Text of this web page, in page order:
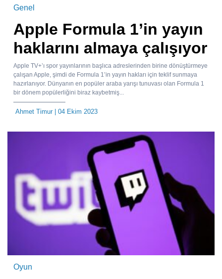
Genel
Apple Formula 1’in yayın
haklarını almaya çalışıyor
Apple TV+’ı spor yayınlarının başlıca adreslerinden birine dönüştürmeye
çalışan Apple, şimdi de Formula 1’in yayın hakları için teklif sunmaya
hazırlanıyor. Dünyanın en popüler araba yarışı tunuvası olan Formula 1
bir dönem popülerliğini biraz kaybetmiş...
Ahmet Timur| 04 Ekim 2023
Oyun